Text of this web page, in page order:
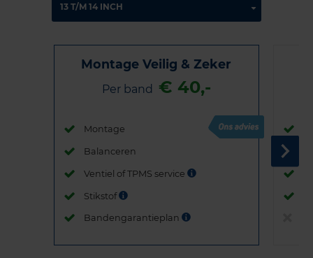
Montage Veilig & Zeker
Per band € 40,-
Montage
Balanceren
Ventiel of TPMS service
Stikstof
Bandengarantieplan